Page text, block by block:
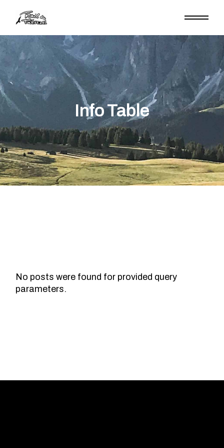
Info Table
No posts were found for provided query
parameters.